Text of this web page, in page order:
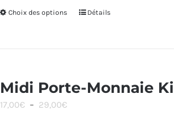
Choix des options
Ce
variations.
Les
Détails
Midi Porte-Monnaie
17,00€ – 29,00€Plage